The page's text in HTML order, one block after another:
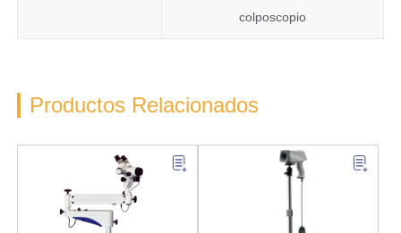
colposcopio
Productos Relacionados